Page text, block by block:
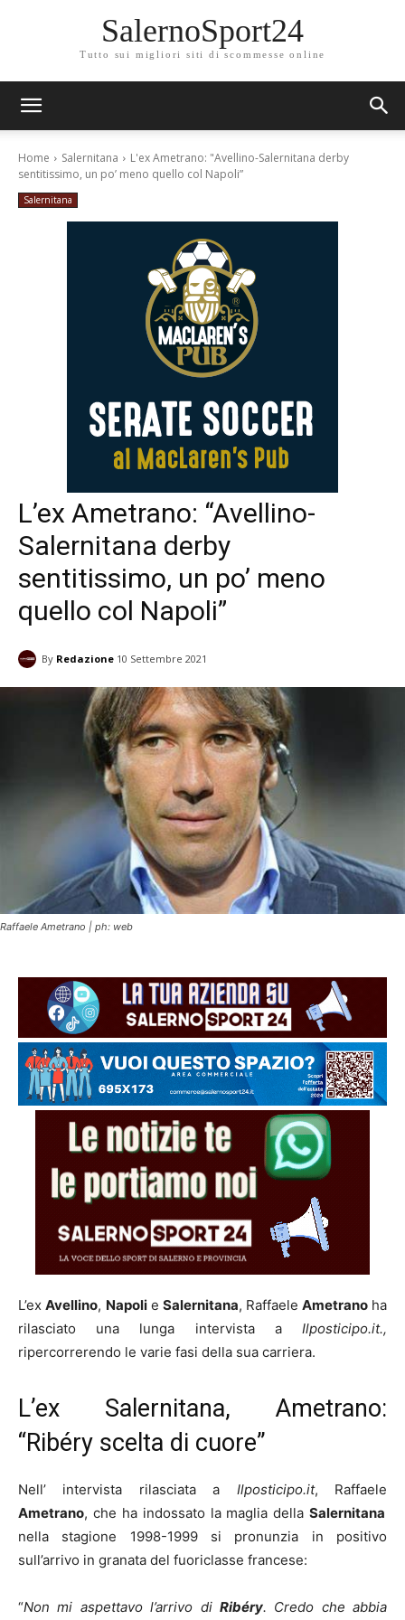
SalernoSport24
Tutto sui migliori siti di scommesse online
Home Salernitana
L'ex Ametrano: "Avellino-Salernitana derby
sentitissimo, un po’ meno quello col Napoli”
Salernitana
L’ex Ametrano: “Avellino-
Salernitana derby
sentitissimo, un po’ meno
quello col Napoli”
By Redazione 10 Settembre 2021
Raffaele Ametrano | ph: web
L’exAvellino, NapolieSalernitana, Raffaele Ametranoha
rilasciato una lunga intervista a Ilposticipo.it.,
ripercorrerendo le varie fasi della sua carriera.
L’ex Salernitana, Ametrano:
“Ribéry scelta di cuore”
Nell’ intervista rilasciata a Ilposticipo.it, Raffaele
Ametrano, che ha indossato la maglia dellaSalernitana
nella stagione 1998-1999 si pronunzia in positivo
sull’arrivo in granata del fuoriclasse francese:
“Non mi aspettavo l’arrivo di Ribéry. Credo che abbia